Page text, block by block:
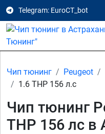
Telegram: EuroCT_bot
Чип тюнинг Peugeot
1.6 THP 156 л.с
Чип тюнинг
THP 156 лс в